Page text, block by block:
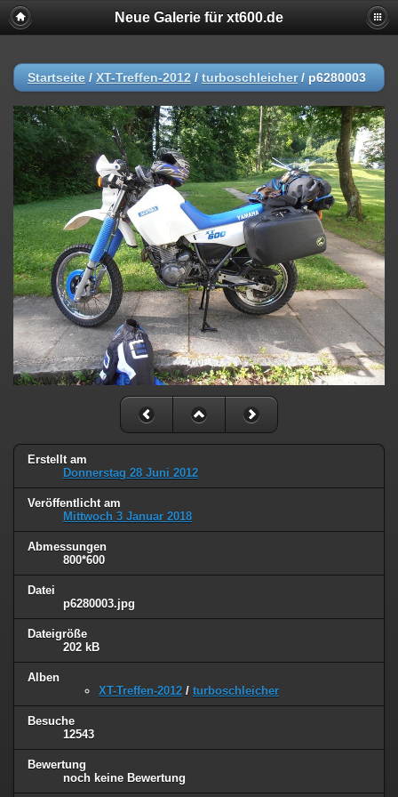
Neue Galerie für xt600.de
Startseite / XT-Treffen-2012 / turboschleicher/ p6280003
Erstellt am
Donnerstag 28 Juni 2012
Veröffentlicht am
Mittwoch 3 Januar 2018
Abmessungen
800*600
Datei
p6280003.jpg
Dateigröße
202 kB
Alben
XT-Treffen-2012 / turboschleicher
Besuche
12543
Bewertung
noch keine Bewertung